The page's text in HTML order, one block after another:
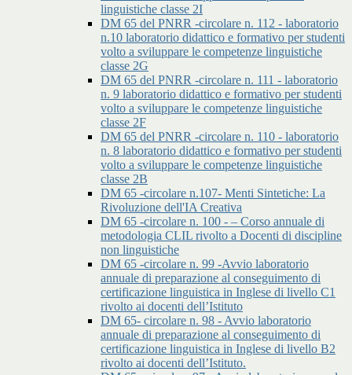
linguistiche classe 2I
DM 65 del PNRR -circolare n. 112 - laboratorio
n.10 laboratorio didattico e formativo per studenti
volto a sviluppare le competenze linguistiche
classe 2G
DM 65 del PNRR -circolare n. 111 - laboratorio
n. 9 laboratorio didattico e formativo per studenti
volto a sviluppare le competenze linguistiche
classe 2F
DM 65 del PNRR -circolare n. 110 - laboratorio
n. 8 laboratorio didattico e formativo per studenti
volto a sviluppare le competenze linguistiche
classe 2B
DM 65 -circolare n.107- Menti Sintetiche: La
Rivoluzione dell'IA Creativa
DM 65 -circolare n. 100 - – Corso annuale di
metodologia CLIL rivolto a Docenti di discipline
non linguistiche
DM 65 -circolare n. 99 -Avvio laboratorio
annuale di preparazione al conseguimento di
certificazione linguistica in Inglese di livello C1
rivolto ai docenti dell’Istituto
DM 65- circolare n. 98 - Avvio laboratorio
annuale di preparazione al conseguimento di
certificazione linguistica in Inglese di livello B2
rivolto ai docenti dell’Istituto.